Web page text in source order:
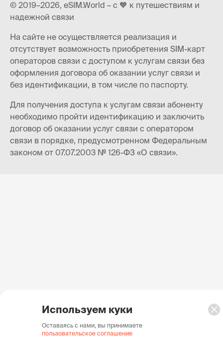
© 2019–2026, eSIM.World – с 🧡 к путешествиям и
надежной связи
На сайте не осуществляется реализация и
отсутствует возможность приобретения SIM-карт
операторов связи с доступом к услугам связи без
оформления договора об оказании услуг связи и
без идентификации, в том числе по паспорту.
Для получения доступа к услугам связи абоненту
необходимо пройти идентификацию и заключить
договор об оказании услуг связи с оператором
связи в порядке, предусмотренном Федеральным
законом от 07.07.2003 № 126-ФЗ «О связи».
Используем куки
Оставаясь с нами, вы принимаете
пользовательское соглашение